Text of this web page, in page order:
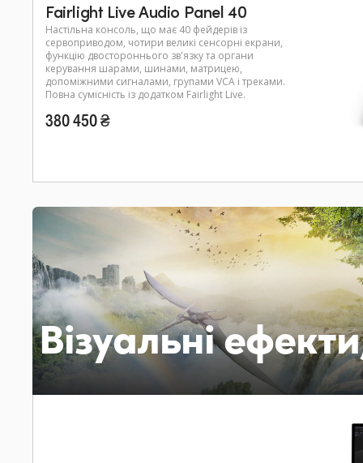
Fairlight Live Audio Panel 40
Настільна консоль, що має 40 фейдерів із
сервоприводом, чотири великі сенсорні екрани,
функцію двостороннього зв'язку та органи
керування шарами, шинами, матрицею,
допоміжними сигналами, групами VCA і треками.
Повна сумісність із додатком Fairlight Live.
380 450 ₴
Візуальні